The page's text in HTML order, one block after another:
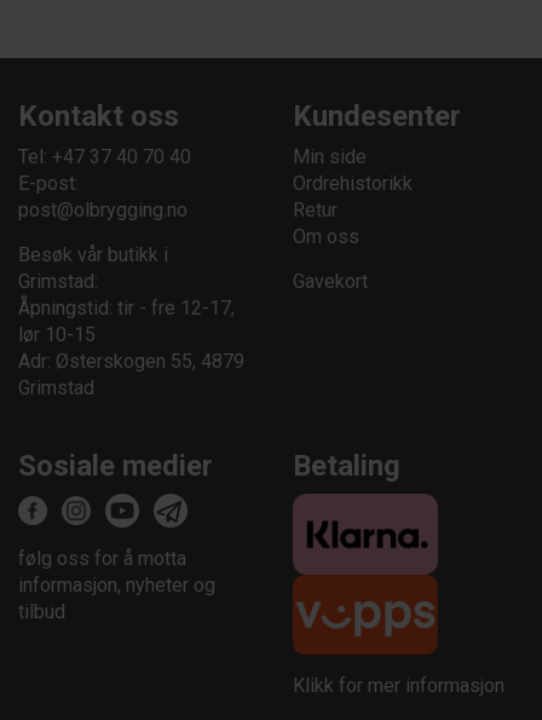
Kontakt oss
Tel: +47 37 40 70 40
E-post:
post@olbrygging.no
Besøk vår butikk i
Grimstad:
Åpningstid: tir - fre 12-17,
lør 10-15
Adr: Østerskogen 55, 4879
Grimstad
Kundesenter
Min side
Ordrehistorikk
Retur
Om oss
Gavekort
Sosiale medier
følg oss for å motta
informasjon, nyheter og
tilbud
Betaling
Klikk for mer informasjon